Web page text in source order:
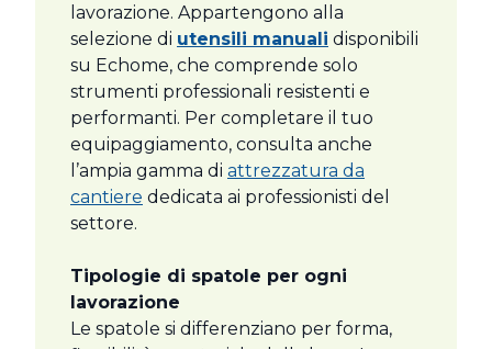
lavorazione. Appartengono alla
selezione di utensili manuali disponibili
su Echome, che comprende solo
strumenti professionali resistenti e
performanti. Per completare il tuo
equipaggiamento, consulta anche
l’ampia gamma di attrezzatura da
cantiere dedicata ai professionisti del
settore.
Tipologie di spatole per ogni
lavorazione
Le spatole si differenziano per forma,